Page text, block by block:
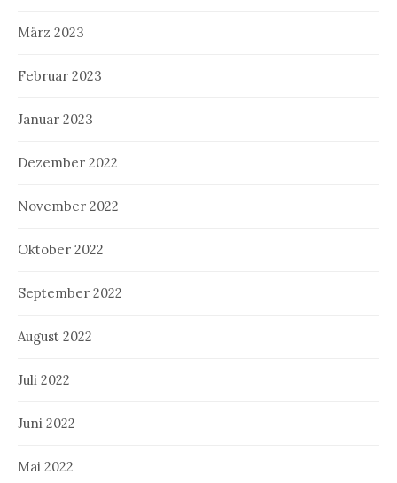
März 2023
Februar 2023
Januar 2023
Dezember 2022
November 2022
Oktober 2022
September 2022
August 2022
Juli 2022
Juni 2022
Mai 2022